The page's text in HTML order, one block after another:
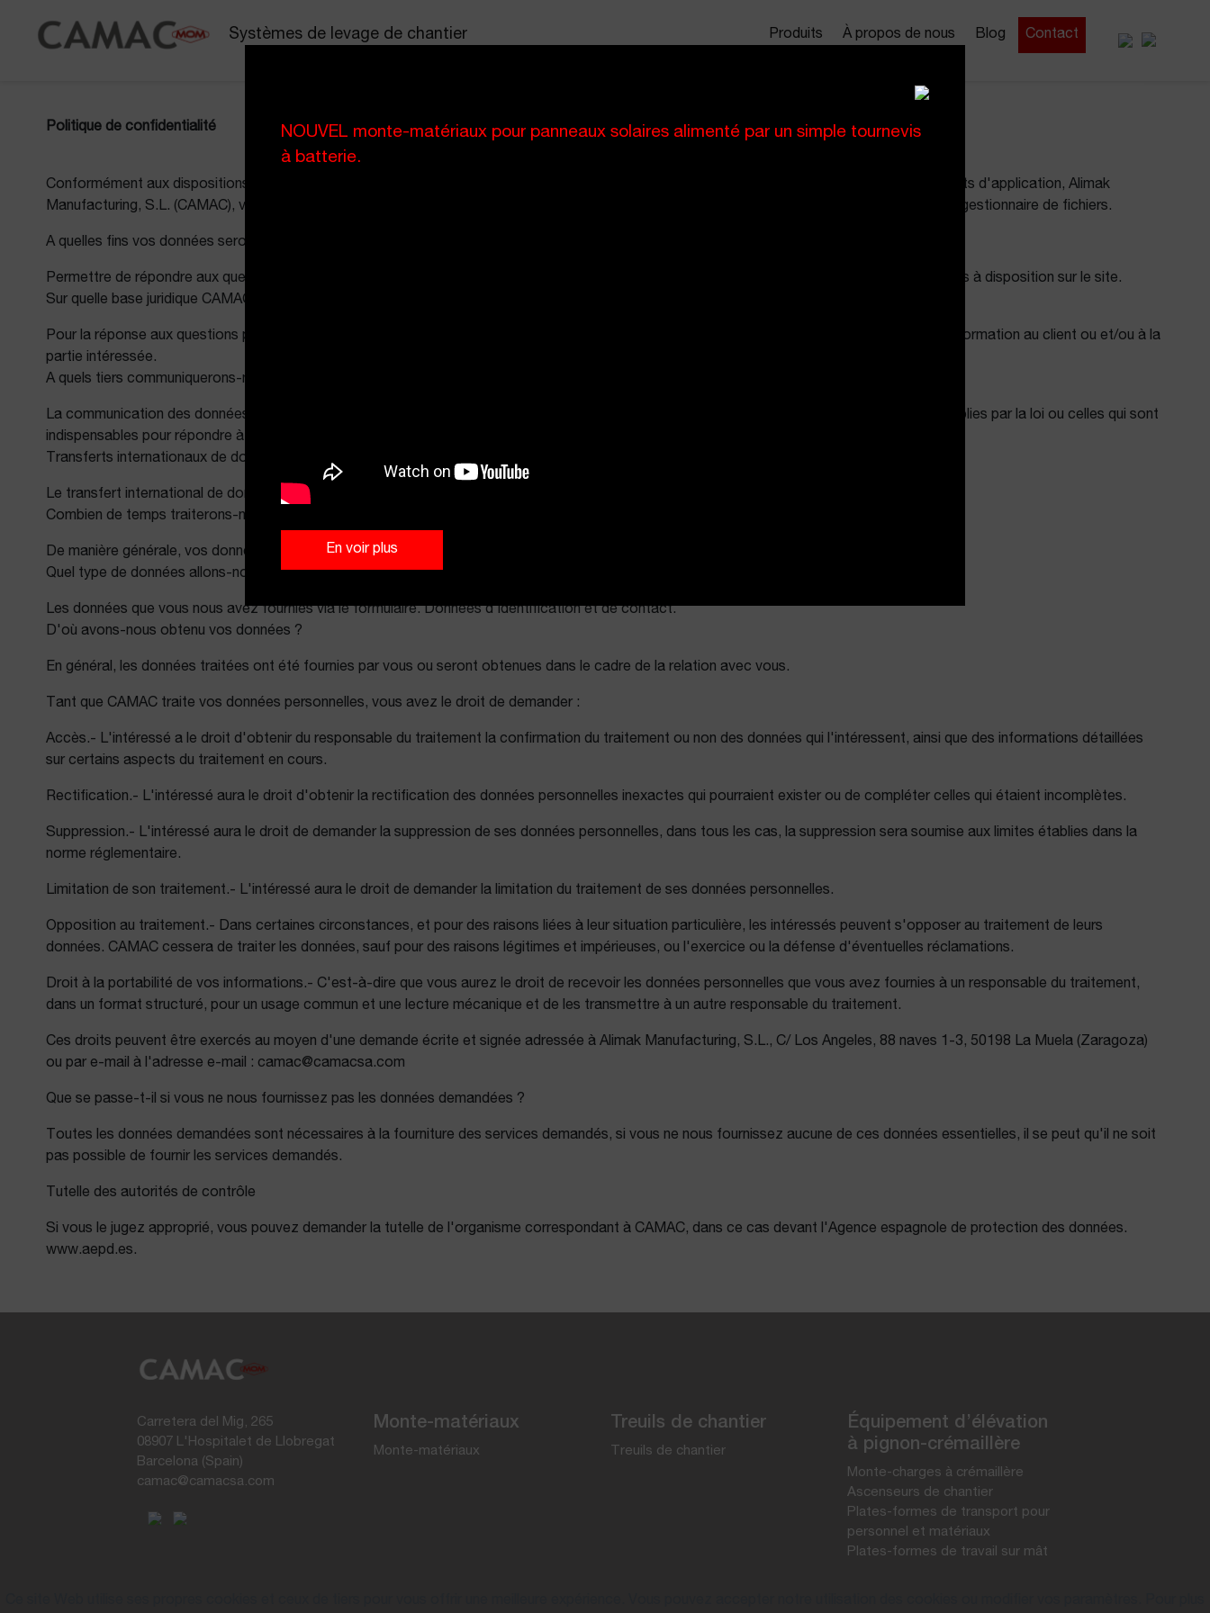
Systèmes de levage de chantier Produits À propos de nous Blog Contact
NOUVEL monte-matériaux pour panneaux solaires alimenté par un simple tournevis
à batterie.
En voir plus
Politique de confidentialité
Conformément aux dispositions du règlement (UE) 2016/679 du Parlement européen et du Conseil du 27 avril 2016 ("RGPD") et de ses règlements d'application, Alimak
Manufacturing, S.L. (CAMAC), vous informe du traitement qui sera effectué sur vos données personnelles, sur le site camacsa.com, en tant que gestionnaire de fichiers.
A quelles fins vos données seront-elles traitées ?
Permettre de répondre aux questions posées par les différents canaux mis à disposition par CAMAC, notamment via le formulaire de contact mis à disposition sur le site.
Sur quelle base juridique CAMAC traite-t-elle vos données ?
Pour la réponse aux questions posées par les différents canaux que CAMAC met à disposition, un intérêt légitime de CAMAC d'attention et d'information au client ou et/ou à la
partie intéressée.
A quels tiers communiquerons-nous vos données ?
La communication des données fournies par le biais de ce site Web à des tiers n'est pas prévue. Au-delà des communications pouvant être établies par la loi ou celles qui sont
indispensables pour répondre à vos exigences et/ou demandes.
Transferts internationaux de données
Le transfert international de données n'est pas fourni.
Combien de temps traiterons-nous vos données ?
De manière générale, vos données seront traitées pendant le temps nécessaire pour pouvoir répondre à vos demandes.
Quel type de données allons-nous traiter ?
Les données que vous nous avez fournies via le formulaire. Données d'identification et de contact.
D'où avons-nous obtenu vos données ?
En général, les données traitées ont été fournies par vous ou seront obtenues dans le cadre de la relation avec vous.
Tant que CAMAC traite vos données personnelles, vous avez le droit de demander :
Accès.- L'intéressé a le droit d'obtenir du responsable du traitement la confirmation du traitement ou non des données qui l'intéressent, ainsi que des informations détaillées
sur certains aspects du traitement en cours.
Rectification.- L'intéressé aura le droit d'obtenir la rectification des données personnelles inexactes qui pourraient exister ou de compléter celles qui étaient incomplètes.
Suppression.- L'intéressé aura le droit de demander la suppression de ses données personnelles, dans tous les cas, la suppression sera soumise aux limites établies dans la
norme réglementaire.
Limitation de son traitement.- L'intéressé aura le droit de demander la limitation du traitement de ses données personnelles.
Opposition au traitement.- Dans certaines circonstances, et pour des raisons liées à leur situation particulière, les intéressés peuvent s'opposer au traitement de leurs
données. CAMAC cessera de traiter les données, sauf pour des raisons légitimes et impérieuses, ou l'exercice ou la défense d'éventuelles réclamations.
Droit à la portabilité de vos informations.- C'est-à-dire que vous aurez le droit de recevoir les données personnelles que vous avez fournies à un responsable du traitement,
dans un format structuré, pour un usage commun et une lecture mécanique et de les transmettre à un autre responsable du traitement.
Ces droits peuvent être exercés au moyen d'une demande écrite et signée adressée à Alimak Manufacturing, S.L., C/ Los Angeles, 88 naves 1-3, 50198 La Muela (Zaragoza)
ou par e-mail à l'adresse e-mail : camac@camacsa.com
Que se passe-t-il si vous ne nous fournissez pas les données demandées ?
Toutes les données demandées sont nécessaires à la fourniture des services demandés, si vous ne nous fournissez aucune de ces données essentielles, il se peut qu'il ne soit
pas possible de fournir les services demandés.
Tutelle des autorités de contrôle
Si vous le jugez approprié, vous pouvez demander la tutelle de l'organisme correspondant à CAMAC, dans ce cas devant l'Agence espagnole de protection des données.
www.aepd.es.
Carretera del Mig, 265
08907 L'Hospitalet de Llobregat
Barcelona (Spain)
camac@camacsa.com
Monte-matériaux
Monte-matériaux
Treuils de chantier
Treuils de chantier
Équipement d’élévation
à pignon-crémaillère
Monte-charges à crémaillère
Ascenseurs de chantier
Plates-formes de transport pour
personnel et matériaux
Plates-formes de travail sur mât